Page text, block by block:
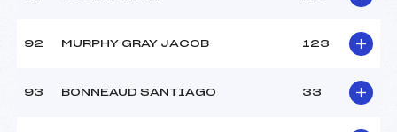
92 MURPHY GRAY JACOB 123
93 BONNEAUD SANTIAGO 33